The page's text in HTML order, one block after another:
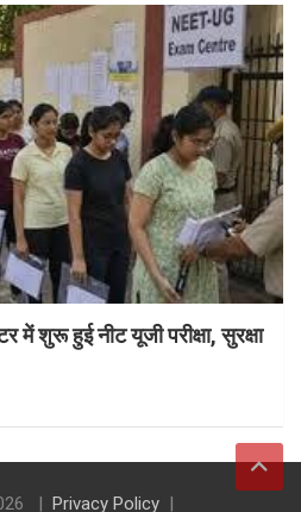
में शुरू हुई नीट यूजी परीक्षा, सुरक्षा
Privacy Policy